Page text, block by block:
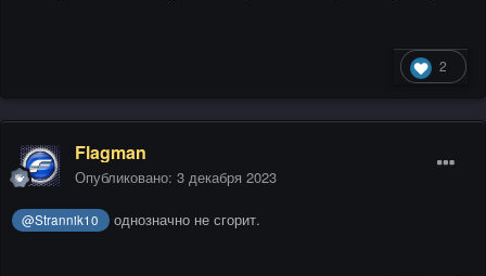
2
Flagman
Опубликовано: 3 декабря 2023
@Strannik10 однозначно не сгорит.